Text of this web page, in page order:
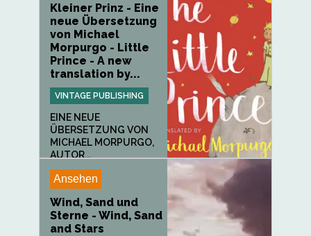
Kleiner Prinz - Eine
neue Übersetzung
von Michael
Morpurgo - Little
Prince - A new
translation by...
VINTAGE PUBLISHING
EINE NEUE
ÜBERSETZUNG VON
MICHAEL MORPURGO,
AUTOR...
Ansehen
Wind, Sand und
Sterne - Wind, Sand
and Stars